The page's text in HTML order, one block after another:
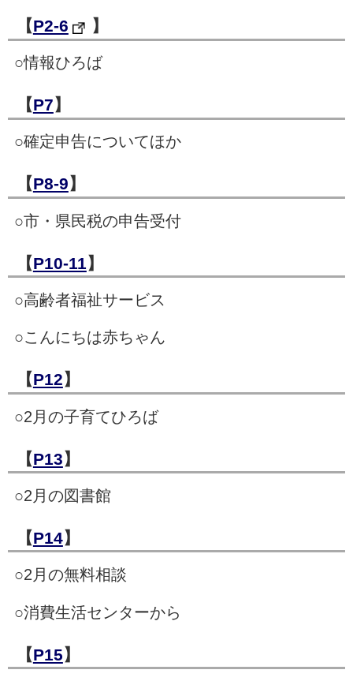
【P2-6 】
○情報ひろば
【P7】
○確定申告についてほか
【P8-9】
○市・県民税の申告受付
【P10-11】
○高齢者福祉サービス
○こんにちは赤ちゃん
【P12】
○2月の子育てひろば
【P13】
○2月の図書館
【P14】
○2月の無料相談
○消費生活センターから
【P15】